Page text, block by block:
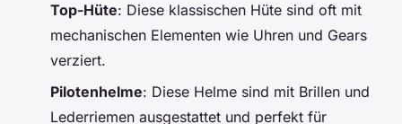
Top-Hüte: Diese klassischen Hüte sind oft mit
mechanischen Elementen wie Uhren und Gears
verziert.
Pilotenhelme: Diese Helme sind mit Brillen und
Lederriemen ausgestattet und perfekt für